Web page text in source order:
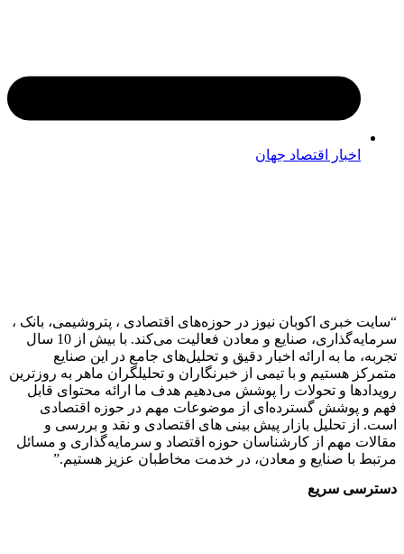
اخبار اقتصاد جهان
خبری اکوبان نیوز در حوزه‌های اقتصادی ، پتروشیمی، بانک ،
سرمایه‌گذاری، صنایع و معادن فعالیت می‌کند. با بیش از 10 سال
ما به ارائه اخبار دقیق و تحلیل‌های جامع در این صنایع
هستیم و با تیمی از خبرنگاران و تحلیلگران ماهر به روزترین
و تحولات را پوشش می‌دهیم هدف ما ارائه محتوای قابل
پوشش گسترده‌ای از موضوعات مهم در حوزه اقتصادی
تحلیل بازار پیش بینی های اقتصادی و نقد و بررسی و
مهم از کارشناسان حوزه اقتصاد و سرمایه‌گذاری و مسائل
با صنایع و معادن، در خدمت مخاطبان عزیز هستیم.”
سریع